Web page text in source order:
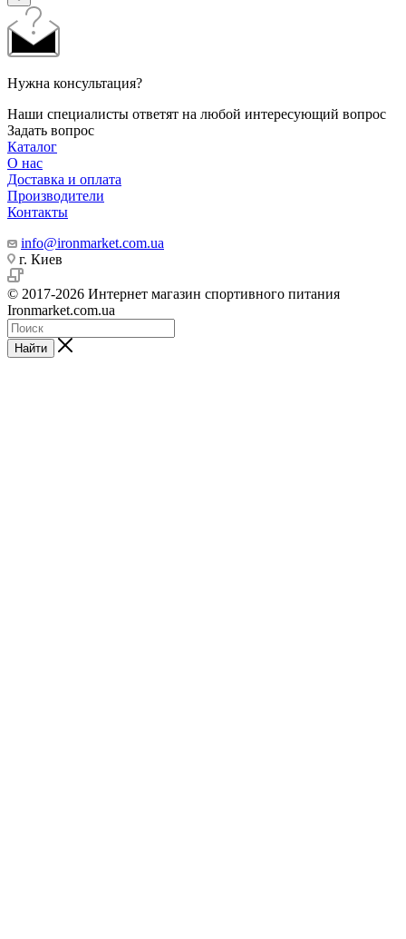
Нужна консультация?
Наши специалисты ответят на любой интересующий вопрос
Задать вопрос
Каталог
О нас
Доставка и оплата
Производители
Контакты
info@ironmarket.com.ua
г. Киев
© 2017-2026 Интернет магазин спортивного питания
Ironmarket.com.ua
Найти